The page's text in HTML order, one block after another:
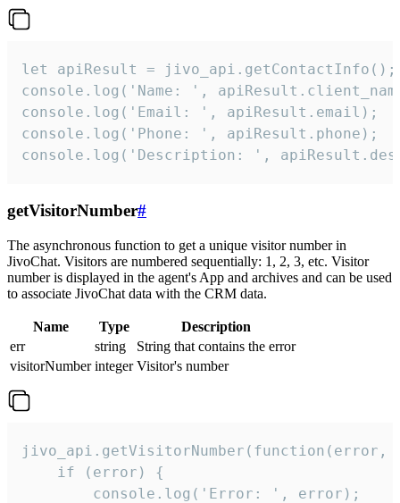
let apiResult = jivo_api.getContactInfo();
console.log('Name: ',
console.log('Email: ', apiResult.email);
console.log('Phone: ', apiResult.phone);
console.log('Description: ',
getVisitorNumber#
The asynchronous function to get a unique visitor number in
JivoChat. Visitors are numbered sequentially: 1, 2, 3, etc. Visitor
number is displayed in the agent's App and archives and can be used
to associate JivoChat data with the CRM data.
Name Type
Description
err
string
String that contains the error
visitorNumber integer Visitor's number
jivo_api.getVisitorNumber(function(error,
    if (error) {
        console.log('Error: ', error);